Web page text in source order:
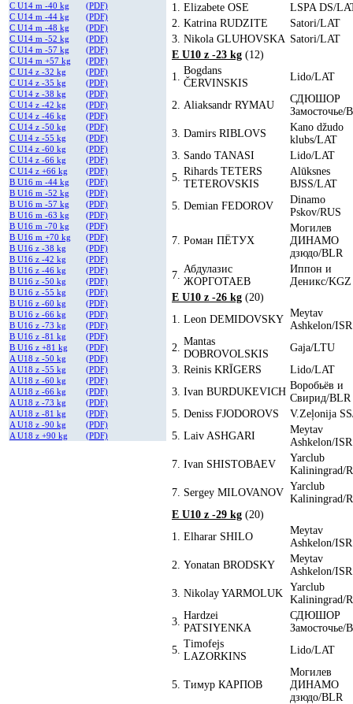
C U14 m -40 kg
(PDF)
C U14 m -44 kg
(PDF)
C U14 m -48 kg
(PDF)
C U14 m -52 kg
(PDF)
C U14 m -57 kg
(PDF)
C U14 m +57 kg
(PDF)
C U14 z -32 kg
(PDF)
C U14 z -35 kg
(PDF)
C U14 z -38 kg
(PDF)
C U14 z -42 kg
(PDF)
C U14 z -46 kg
(PDF)
C U14 z -50 kg
(PDF)
C U14 z -55 kg
(PDF)
C U14 z -60 kg
(PDF)
C U14 z -66 kg
(PDF)
C U14 z +66 kg
(PDF)
B U16 m -44 kg
(PDF)
B U16 m -52 kg
(PDF)
B U16 m -57 kg
(PDF)
B U16 m -63 kg
(PDF)
B U16 m -70 kg
(PDF)
B U16 m +70 kg
(PDF)
B U16 z -38 kg
(PDF)
B U16 z -42 kg
(PDF)
B U16 z -46 kg
(PDF)
B U16 z -50 kg
(PDF)
B U16 z -55 kg
(PDF)
B U16 z -60 kg
(PDF)
B U16 z -66 kg
(PDF)
B U16 z -73 kg
(PDF)
B U16 z -81 kg
(PDF)
B U16 z +81 kg
(PDF)
A U18 z -50 kg
(PDF)
A U18 z -55 kg
(PDF)
A U18 z -60 kg
(PDF)
A U18 z -66 kg
(PDF)
A U18 z -73 kg
(PDF)
A U18 z -81 kg
(PDF)
A U18 z -90 kg
(PDF)
A U18 z +90 kg
(PDF)
1. Elizabete OSE
LSPA DS/
2. Katrina RUDZITE
Satori/LAT
3. Nikola GLUHOVSKA Satori/LAT
E U10 z -23 kg (12)
1.
Bogdans
ČERVINSKIS
Lido/LAT
2. Aliaksandr RYMAU
СДЮШОР
Замосточье/
3. Damirs RIBLOVS
Kano džudo
klubs/LAT
3. Sando TANASI
Lido/LAT
5.
Rihards TETERS
TETEROVSKIS
Alūksnes
BJSS/LAT
5. Demian FEDOROV
Dinamo
Pskov/RUS
7. Роман ПЁТУХ
Могилев
ДИНАМО
дзюдо/BLR
7.
Абдулазис
ЖОРГОТАЕВ
Иппон и
Деникс/KGZ
E U10 z -26 kg (20)
1. Leon DEMIDOVSKY
Meytav
Ashkelon/ISR
2.
Mantas
DOBROVOLSKIS
Gaja/LTU
3. Reinis KRĪGERS
Lido/LAT
3. Ivan BURDUKEVICH
Воробьёв и
Свирид/BLR
5. Deniss FJODOROVS
V.Zeļonija
5. Laiv ASHGARI
Meytav
Ashkelon/ISR
7. Ivan SHISTOBAEV
Yarclub
Kaliningrad/
7. Sergey MILOVANOV
Yarclub
Kaliningrad/
E U10 z -29 kg (20)
1. Elharar SHILO
Meytav
Ashkelon/ISR
2. Yonatan BRODSKY
Meytav
Ashkelon/ISR
3. Nikolay YARMOLUK
Yarclub
Kaliningrad/
3.
Hardzei
PATSIYENKA
СДЮШОР
Замосточье/
5.
Timofejs
LAZORKINS
Lido/LAT
5. Тимур КАРПОВ
Могилев
ДИНАМО
дзюдо/BLR